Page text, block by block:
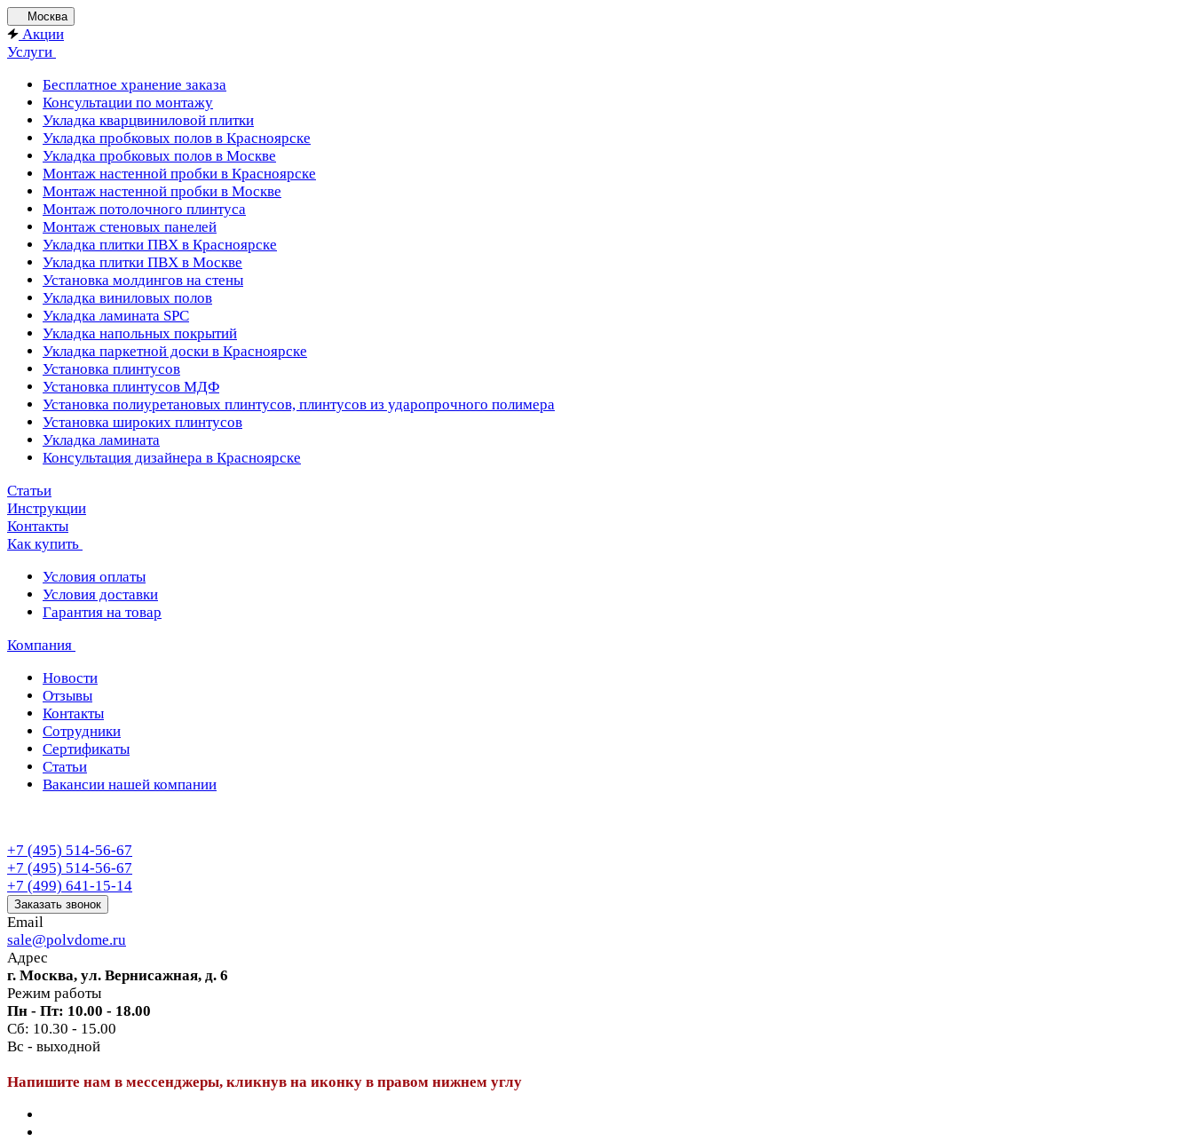
Москва
Акции
Услуги
Бесплатное хранение заказа
Консультации по монтажу
Укладка кварцвиниловой плитки
Укладка пробковых полов в Красноярске
Укладка пробковых полов в Москве
Монтаж настенной пробки в Красноярске
Монтаж настенной пробки в Москве
Монтаж потолочного плинтуса
Монтаж стеновых панелей
Укладка плитки ПВХ в Красноярске
Укладка плитки ПВХ в Москве
Установка молдингов на стены
Укладка виниловых полов
Укладка ламината SPC
Укладка напольных покрытий
Укладка паркетной доски в Красноярске
Установка плинтусов
Установка плинтусов МДФ
Установка полиуретановых плинтусов, плинтусов из ударопрочного полимера
Установка широких плинтусов
Укладка ламината
Консультация дизайнера в Красноярске
Статьи
Инструкции
Контакты
Как купить
Условия оплаты
Условия доставки
Гарантия на товар
Компания
Новости
Отзывы
Контакты
Сотрудники
Сертификаты
Статьи
Вакансии нашей компании
+7 (495) 514-56-67
+7 (495) 514-56-67
+7 (499) 641-15-14
Заказать звонок
Email
sale@polvdome.ru
Адрес
г. Москва, ул. Вернисажная, д. 6
Режим работы
Пн - Пт: 10.00 - 18.00
Сб: 10.30 - 15.00
Вс - выходной
Напишите нам в мессенджеры, кликнув на иконку в правом нижнем углу